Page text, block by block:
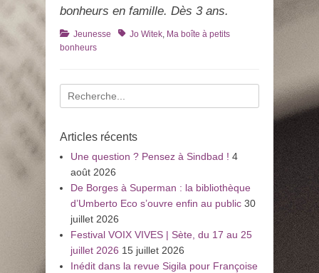
bonheurs en famille. Dès 3 ans.
Catégories
Jeunesse TagsJo Witek, Ma boîte à petits
bonheurs
Recherche
pour
Articles récents
Une question ? Pensez à Sindbad ! 4
août 2026
De Borges à Superman : la bibliothèque
d’Umberto Eco s’ouvre enfin au public 30
juillet 2026
Festival VOIX VIVES | Sète, du 17 au 25
juillet 2026 15 juillet 2026
Inédit dans la revue Sigila pour Françoise